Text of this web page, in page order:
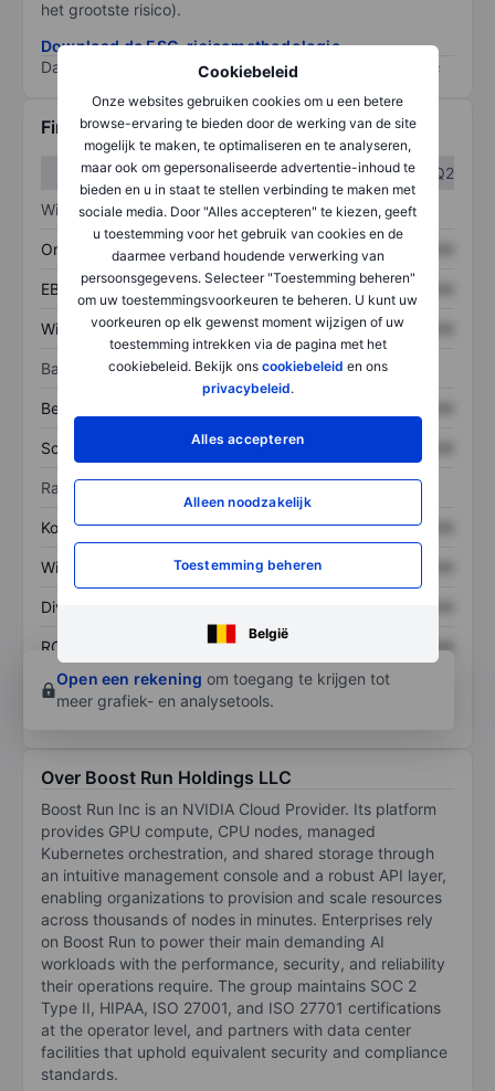
Cookiebeleid
Onze websites gebruiken cookies om u een betere
browse-ervaring te bieden door de werking van de site
mogelijk te maken, te optimaliseren en te analyseren,
maar ook om gepersonaliseerde advertentie-inhoud te
bieden en u in staat te stellen verbinding te maken met
sociale media. Door "Alles accepteren" te kiezen, geeft
u toestemming voor het gebruik van cookies en de
daarmee verband houdende verwerking van
persoonsgegevens. Selecteer "Toestemming beheren"
om uw toestemmingsvoorkeuren te beheren. U kunt uw
voorkeuren op elk gewenst moment wijzigen of uw
toestemming intrekken via de pagina met het
cookiebeleid. Bekijk ons cookiebeleid en ons
privacybeleid.
Alles accepteren
Alleen noodzakelijk
Toestemming beheren
België
het grootste risico).
Download de ESG-risicomethodologie
Data provided by
/
Financiële gegevens
Q1
Q2
Winst/verlies
Omzet XXXXXXX
EBITDA XXXXXXX XXXXXXX
Winst XXXXXXX XXXXXXX
Balans
Bezittingen
Schulden XXXXXXX
Ratio's
Koers/omzetratio XXXXXXX XXXXXXX
Winst per aandeel XXXXXXX
Dividend per aandeel
ROE XXXXXXX
XXXXXXX
Open een rekening om toegang te krijgen tot
meer grafiek- en analysetools.
Over Boost Run Holdings LLC
Boost Run Inc is an NVIDIA Cloud Provider. Its platform
provides GPU compute, CPU nodes, managed
Kubernetes orchestration, and shared storage through
an intuitive management console and a robust API layer,
enabling organizations to provision and scale resources
across thousands of nodes in minutes. Enterprises rely
on Boost Run to power their main demanding AI
workloads with the performance, security, and reliability
their operations require. The group maintains SOC 2
Type II, HIPAA, ISO 27001, and ISO 27701 certifications
at the operator level, and partners with data center
facilities that uphold equivalent security and compliance
standards.